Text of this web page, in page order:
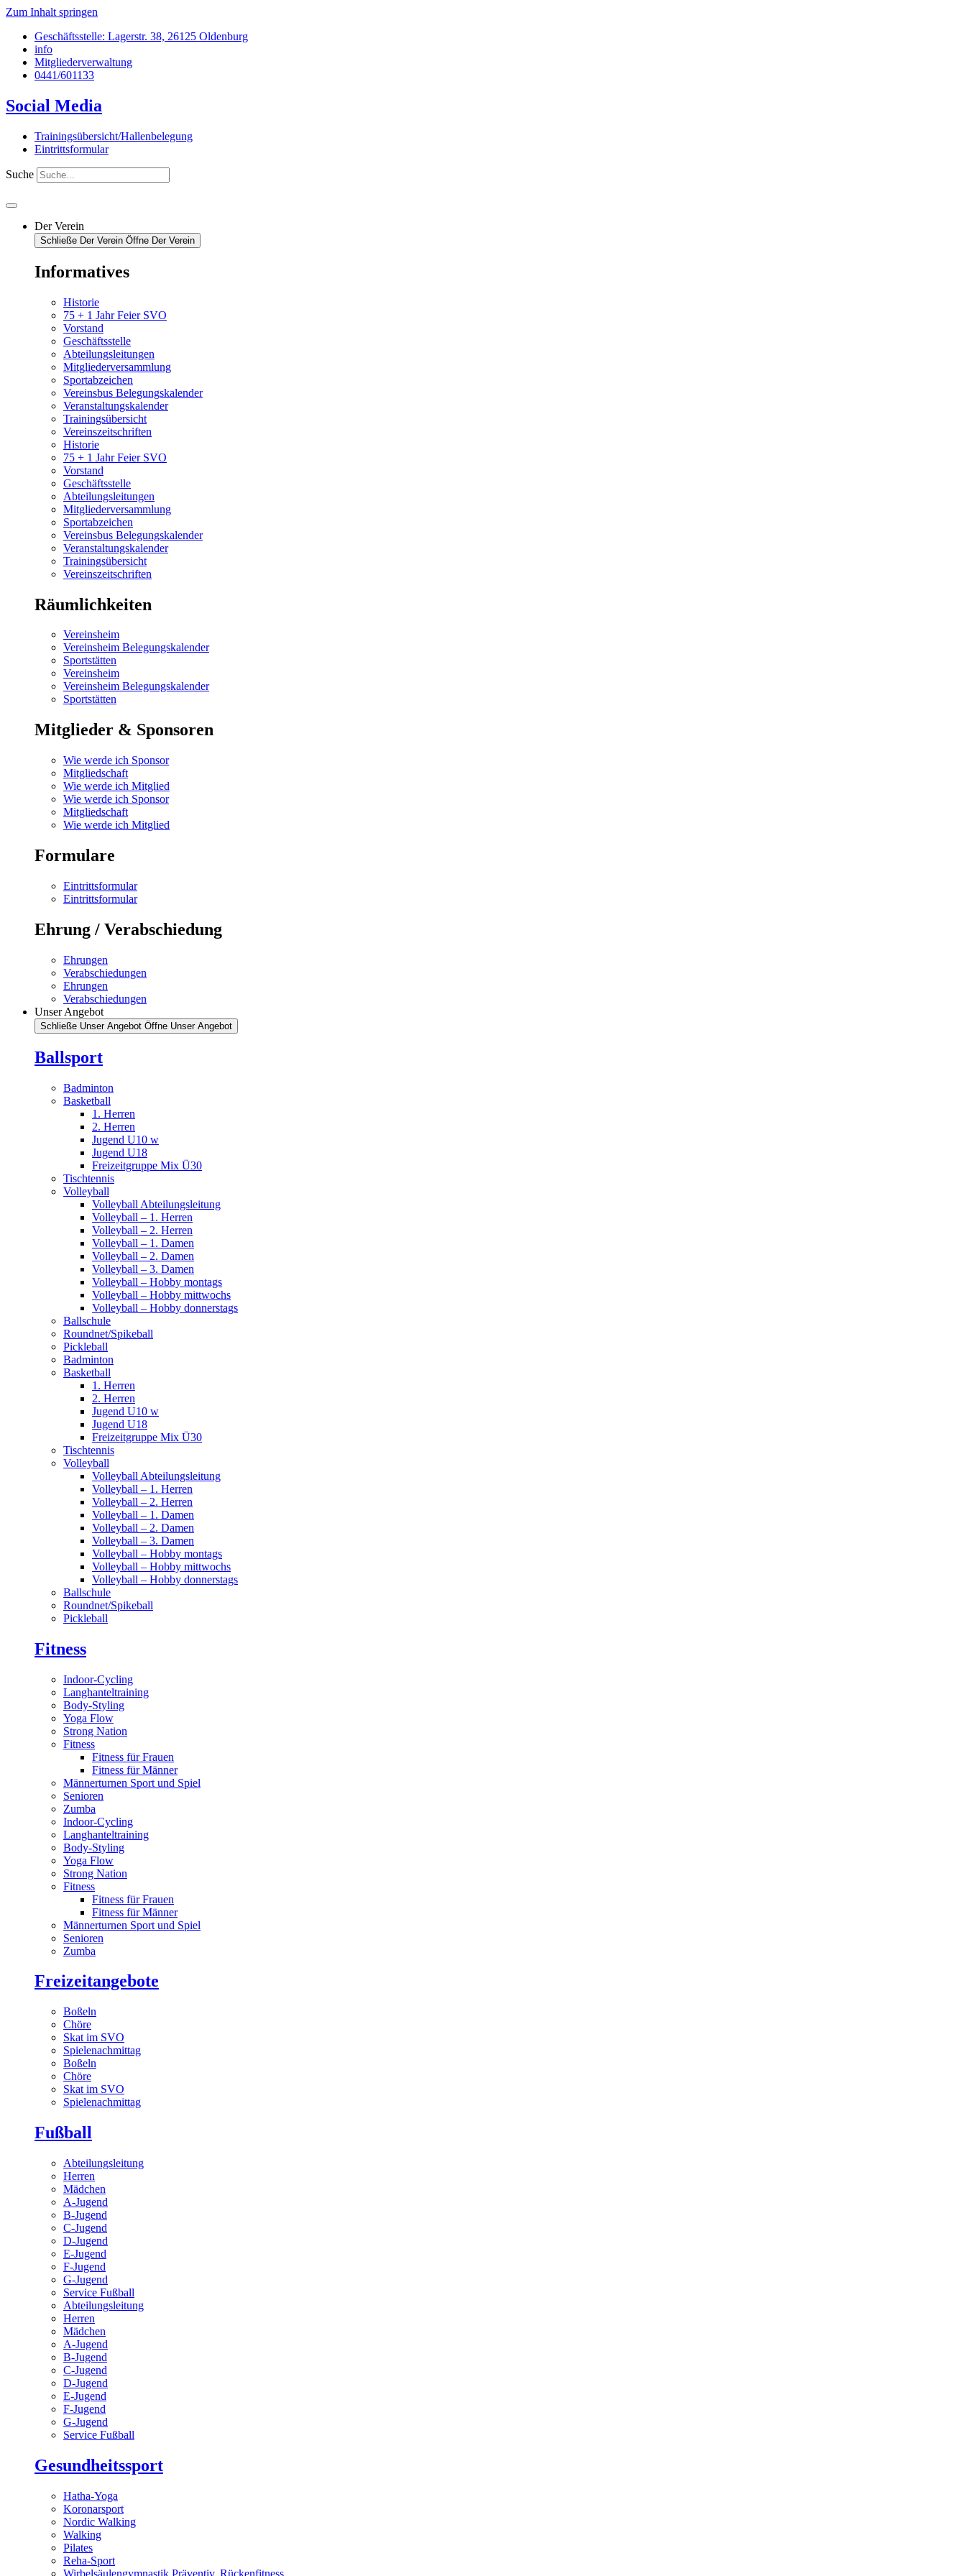
Zum Inhalt springen
Geschäftsstelle: Lagerstr. 38, 26125 Oldenburg
info
Mitgliederverwaltung
0441/601133
Social Media
Trainingsübersicht/Hallenbelegung
Eintrittsformular
Suche
Der Verein
Schließe Der Verein Öffne Der Verein
Informatives
Historie
75 + 1 Jahr Feier SVO
Vorstand
Geschäftsstelle
Abteilungsleitungen
Mitgliederversammlung
Sportabzeichen
Vereinsbus Belegungskalender
Veranstaltungskalender
Trainingsübersicht
Vereinszeitschriften
Historie
75 + 1 Jahr Feier SVO
Vorstand
Geschäftsstelle
Abteilungsleitungen
Mitgliederversammlung
Sportabzeichen
Vereinsbus Belegungskalender
Veranstaltungskalender
Trainingsübersicht
Vereinszeitschriften
Räumlichkeiten
Vereinsheim
Vereinsheim Belegungskalender
Sportstätten
Vereinsheim
Vereinsheim Belegungskalender
Sportstätten
Mitglieder & Sponsoren
Wie werde ich Sponsor
Mitgliedschaft
Wie werde ich Mitglied
Wie werde ich Sponsor
Mitgliedschaft
Wie werde ich Mitglied
Formulare
Eintrittsformular
Eintrittsformular
Ehrung / Verabschiedung
Ehrungen
Verabschiedungen
Ehrungen
Verabschiedungen
Unser Angebot
Schließe Unser Angebot Öffne Unser Angebot
Ballsport
Badminton
Basketball
1. Herren
2. Herren
Jugend U10 w
Jugend U18
Freizeitgruppe Mix Ü30
Tischtennis
Volleyball
Volleyball Abteilungsleitung
Volleyball – 1. Herren
Volleyball – 2. Herren
Volleyball – 1. Damen
Volleyball – 2. Damen
Volleyball – 3. Damen
Volleyball – Hobby montags
Volleyball – Hobby mittwochs
Volleyball – Hobby donnerstags
Ballschule
Roundnet/Spikeball
Pickleball
Badminton
Basketball
1. Herren
2. Herren
Jugend U10 w
Jugend U18
Freizeitgruppe Mix Ü30
Tischtennis
Volleyball
Volleyball Abteilungsleitung
Volleyball – 1. Herren
Volleyball – 2. Herren
Volleyball – 1. Damen
Volleyball – 2. Damen
Volleyball – 3. Damen
Volleyball – Hobby montags
Volleyball – Hobby mittwochs
Volleyball – Hobby donnerstags
Ballschule
Roundnet/Spikeball
Pickleball
Fitness
Indoor-Cycling
Langhanteltraining
Body-Styling
Yoga Flow
Strong Nation
Fitness
Fitness für Frauen
Fitness für Männer
Männerturnen Sport und Spiel
Senioren
Zumba
Indoor-Cycling
Langhanteltraining
Body-Styling
Yoga Flow
Strong Nation
Fitness
Fitness für Frauen
Fitness für Männer
Männerturnen Sport und Spiel
Senioren
Zumba
Freizeitangebote
Boßeln
Chöre
Skat im SVO
Spielenachmittag
Boßeln
Chöre
Skat im SVO
Spielenachmittag
Fußball
Abteilungsleitung
Herren
Mädchen
A-Jugend
B-Jugend
C-Jugend
D-Jugend
E-Jugend
F-Jugend
G-Jugend
Service Fußball
Abteilungsleitung
Herren
Mädchen
A-Jugend
B-Jugend
C-Jugend
D-Jugend
E-Jugend
F-Jugend
G-Jugend
Service Fußball
Gesundheitssport
Hatha-Yoga
Koronarsport
Nordic Walking
Walking
Pilates
Reha-Sport
Wirbelsäulengymnastik Präventiv, Rückenfitness